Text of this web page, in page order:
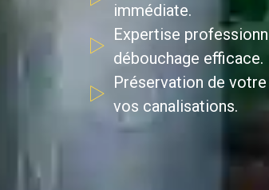
immédiate.
Expertise
débouchage efficace.
Préservation de
vos canalisations.